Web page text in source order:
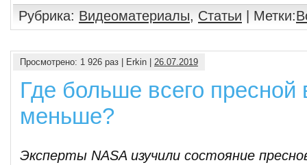
Рубрика: Видеоматериалы, Статьи | Метки:
Просмотрено: 1 926 раз | Erkin | 26.07.2019
Где больше всего пресной
меньше?
Эксперты NASA изучили состояние